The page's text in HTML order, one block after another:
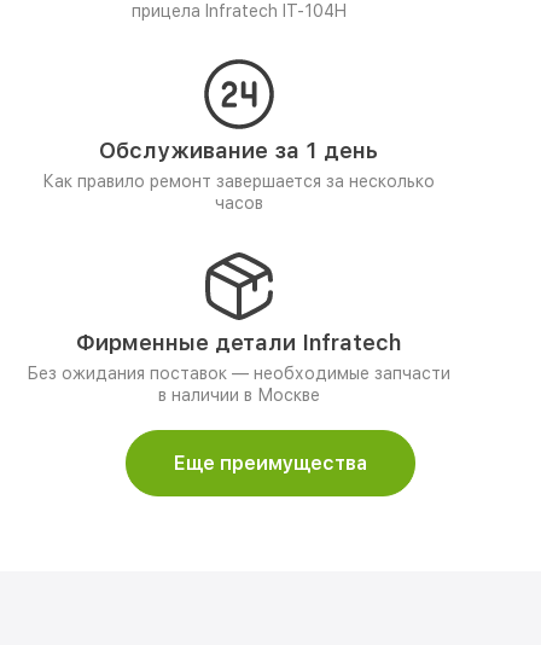
прицела Infratech IT-104H
Обслуживание за 1 день
Как правило ремонт завершается за несколько
часов
Фирменные детали Infratech
Без ожидания поставок — необходимые запчасти
в наличии в Москве
Еще преимущества